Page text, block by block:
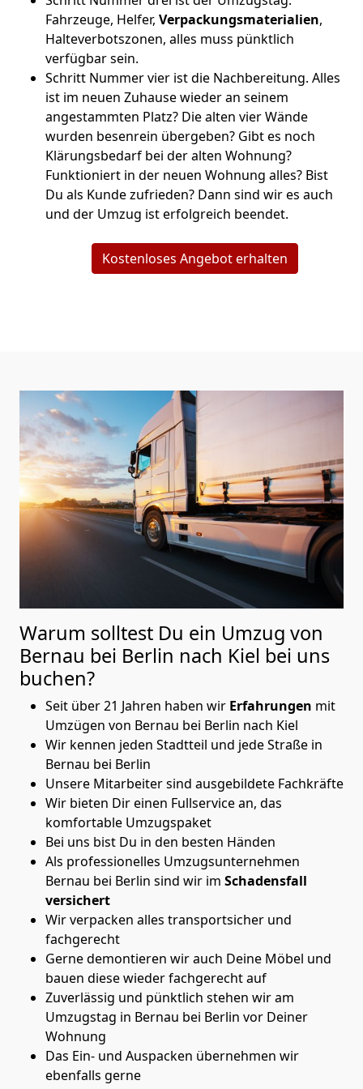
Fahrzeuge, Helfer, Verpackungsmaterialien,
Halteverbotszonen, alles muss pünktlich
verfügbar sein.
Schritt Nummer vier ist die Nachbereitung. Alles
ist im neuen Zuhause wieder an seinem
angestammten Platz? Die alten vier Wände
wurden besenrein übergeben? Gibt es noch
Klärungsbedarf bei der alten Wohnung?
Funktioniert in der neuen Wohnung alles? Bist
Du als Kunde zufrieden? Dann sind wir es auch
und der Umzug ist erfolgreich beendet.
Kostenloses Angebot erhalten
Warum solltest Du ein Umzug von
Bernau bei Berlin nach Kiel bei uns
buchen?
Seit über 21 Jahren haben wir Erfahrungen mit
Umzügen von Bernau bei Berlin nach Kiel
Wir kennen jeden Stadtteil und jede Straße in
Bernau bei Berlin
Unsere Mitarbeiter sind ausgebildete Fachkräfte
Wir bieten Dir einen Fullservice an, das
komfortable Umzugspaket
Bei uns bist Du in den besten Händen
Als professionelles Umzugsunternehmen
Bernau bei Berlin sind wir im Schadensfall
versichert
Wir verpacken alles transportsicher und
fachgerecht
Gerne demontieren wir auch Deine Möbel und
bauen diese wieder fachgerecht auf
Zuverlässig und pünktlich stehen wir am
Umzugstag in Bernau bei Berlin vor Deiner
Wohnung
Das Ein- und Auspacken übernehmen wir
ebenfalls gerne